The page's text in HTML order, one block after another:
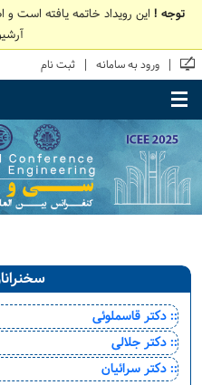
توجه ! این رویداد خاتمه یافته است
| ورود به سامانه | ثبت نام
:: دکتر قاسملوئی
:: دکتر جلالی
:: دکتر سرائیان